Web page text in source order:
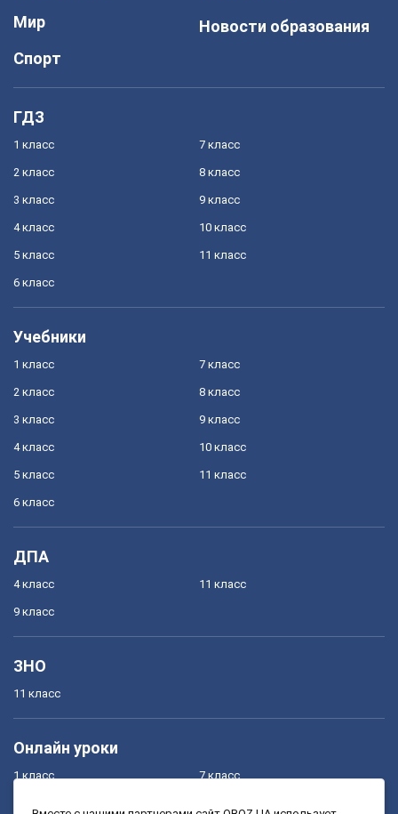
Мир
Спорт
Новости образования
ГДЗ
1 класс
2 класс
3 класс
4 класс
5 класс
6 класс
7 класс
8 класс
9 класс
10 класс
11 класс
Учебники
1 класс
2 класс
3 класс
4 класс
5 класс
6 класс
7 класс
8 класс
9 класс
10 класс
11 класс
ДПА
4 класс
9 класс
11 класс
ЗНО
11 класс
Онлайн уроки
1 класс 7 класс